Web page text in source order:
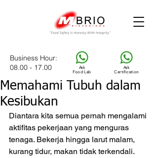
Ask
Food Lab
Ask
Certification
Business Hour:
08.00 - 17.00
Memahami Tubuh dalam
Kesibukan
Diantara kita semua pernah mengalami
aktifitas pekerjaan yang menguras
tenaga. Bekerja hingga larut malam,
kurang tidur, makan tidak terkendali.